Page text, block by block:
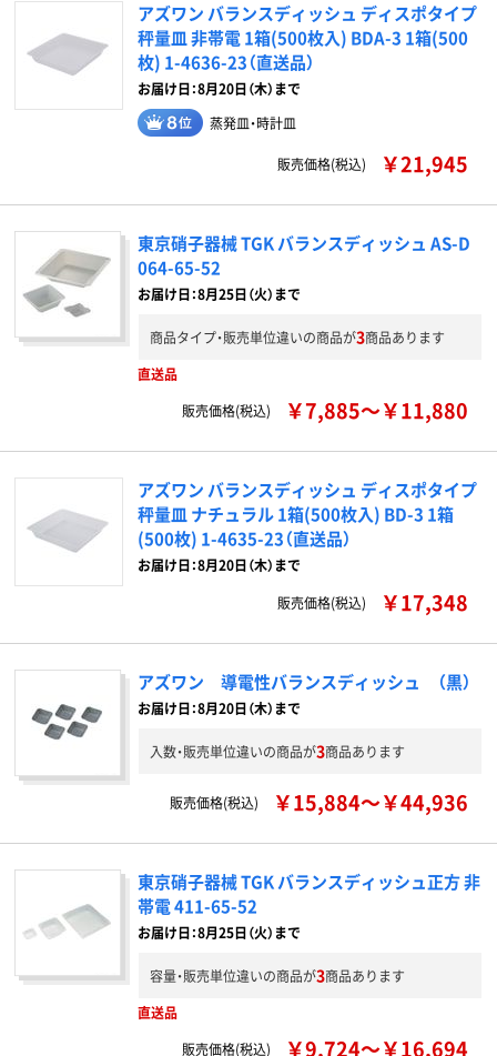
アズワン バランスディッシュ ディスポタイプ
秤量皿 非帯電 1箱(500枚入) BDA-3 1箱(500
枚) 1-4636-23（直送品）
お届け日：8月20日（木）まで
蒸発皿・時計皿
販売価格(税込) ￥21,945
東京硝子器械 TGK バランスディッシュ AS-D
064-65-52
お届け日：8月25日（火）まで
商品タイプ・販売単位違いの商品が3商品あります
直送品
販売価格(税込)
￥7,885～￥11,880
アズワン バランスディッシュ ディスポタイプ
秤量皿 ナチュラル 1箱(500枚入) BD-3 1箱
(500枚) 1-4635-23（直送品）
お届け日：8月20日（木）まで
販売価格(税込)
￥17,348
アズワン 導電性バランスディッシュ （黒）
お届け日：8月20日（木）まで
入数・販売単位違いの商品が3商品あります
販売価格(税込) ￥15,884～￥44,936
東京硝子器械 TGK バランスディッシュ正方 非
帯電 411-65-52
お届け日：8月25日（火）まで
容量・販売単位違いの商品が3商品あります
直送品
販売価格(税込)
￥9,724～￥16,694